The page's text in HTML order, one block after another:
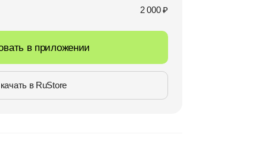
2 000 ₽
в приложении
в RuStore